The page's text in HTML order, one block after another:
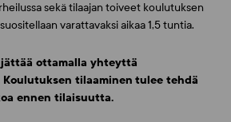
sekä tilaajan toiveet koulutuksen
varattavaksi aikaa 1,5 tuntia.
ottamalla yhteyttä
tilaaminen tulee tehdä
ennen tilaisuutta.